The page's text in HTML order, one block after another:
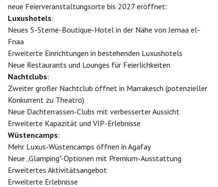
neue Feierveranstaltungsorte bis 2027 eröffnet:
Luxushotels:
Neues 5-Sterne-Boutique-Hotel in der Nähe von Jemaa el-
Fnaa
Erweiterte Einrichtungen in bestehenden Luxushotels
Neue Restaurants und Lounges für Feierlichkeiten
Nachtclubs:
Zweiter großer Nachtclub öffnet in Marrakesch (potenzieller
Konkurrent zu Theatro)
Neue Dachterrassen-Clubs mit verbesserter Aussicht
Erweiterte Kapazität und VIP-Erlebnisse
Wüstencamps:
Mehr Luxus-Wüstencamps öffnen in Agafay
Neue „Glamping"-Optionen mit Premium-Ausstattung
Erweitertes Aktivitätsangebot
Erweiterte Erlebnisse